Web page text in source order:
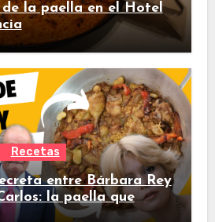
de la paella en el Hotel
Recetas
entre Bárbara Rey
la paella que